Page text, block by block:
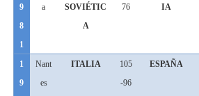
9
8
1
a
SOVIÉTIC
A
76
IA
1
9
Nant
es
ITALIA
105
-96
ESPAÑA